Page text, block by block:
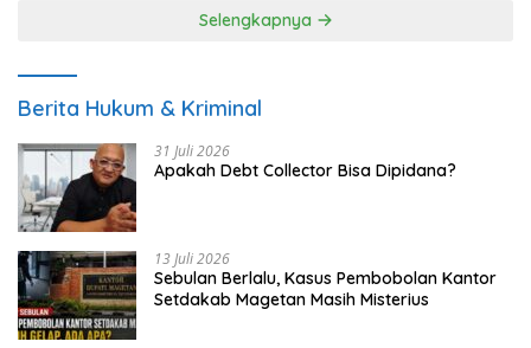
Selengkapnya
Berita Hukum & Kriminal
31 Juli 2026
Apakah Debt Collector Bisa Dipidana?
13 Juli 2026
Sebulan Berlalu, Kasus Pembobolan Kantor
Setdakab Magetan Masih Misterius